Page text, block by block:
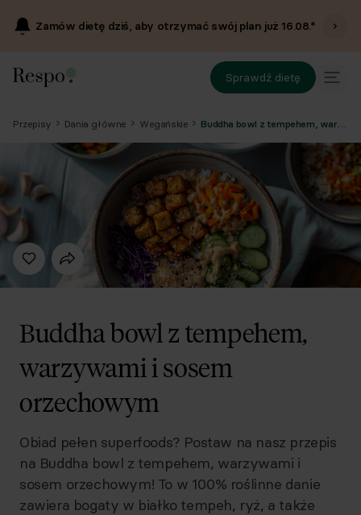
Zamów dietę dziś, aby otrzymać swój plan już16.08.*
Sprawdź dietę
Przepisy Dania główne Wegańskie
Buddha bowl z tempehem,
warzywami i sosem
orzechowym
Obiad pełen superfoods? Postaw na nasz przepis
na Buddha bowl z tempehem, warzywami i
sosem orzechowym! To w 100% roślinne danie
zawiera bogaty w białko tempeh, ryż, a także